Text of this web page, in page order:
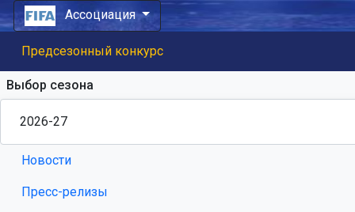
Ассоциация
Предсезонный конкурс
Выбор сезона
Новости
Пресс-релизы